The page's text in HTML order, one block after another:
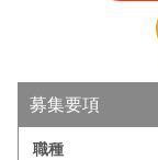
募集要項
職種